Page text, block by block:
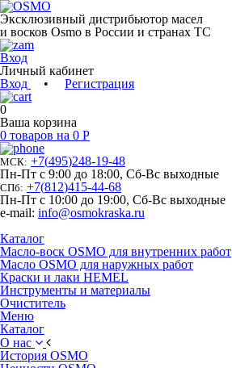
Эксклюзивный дистрибьютор масел
и восков Osmo в России и странах ТС
Вход
Личный кабинет
Вход
• Регистрация
0
Ваша корзина
0 товаров на 0 Р
МСК: +7(495)248-19-48
Пн-Пт с 9:00 до 18:00, Сб-Вс выходные
СПб: +7(812)415-44-68
Пн-Пт с 10:00 до 19:00, Сб-Вс выходные
e-mail: info@osmokraska.ru
Каталог
Масло-воск OSMO для внутренних работ
Масло OSMO для наружных работ
Краски и лаки HEMEL
Инструменты и материалы
Очиститель
Меню
Каталог
О нас
История OSMO